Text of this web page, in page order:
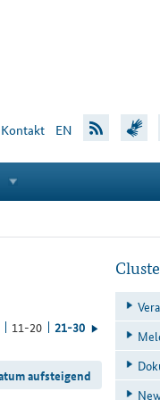
Kon­takt EN
11-20 21-30
vorwärts
blättern
aufsteigend